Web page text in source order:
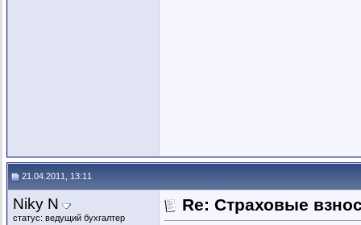
21.04.2011, 13:11
Niky N
статус: ведущий бухгалтер
Re: Страховые